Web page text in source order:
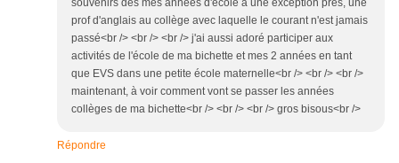
souvenirs des mes années d'école à une exception près, une
prof d'anglais au collège avec laquelle le courant n'est jamais
passé<br /> <br /> <br /> j'ai aussi adoré participer aux
activités de l'école de ma bichette et mes 2 années en tant
que EVS dans une petite école maternelle<br /> <br /> <br />
maintenant, à voir comment vont se passer les années
collèges de ma bichette<br /> <br /> <br /> gros bisous<br />
Répondre